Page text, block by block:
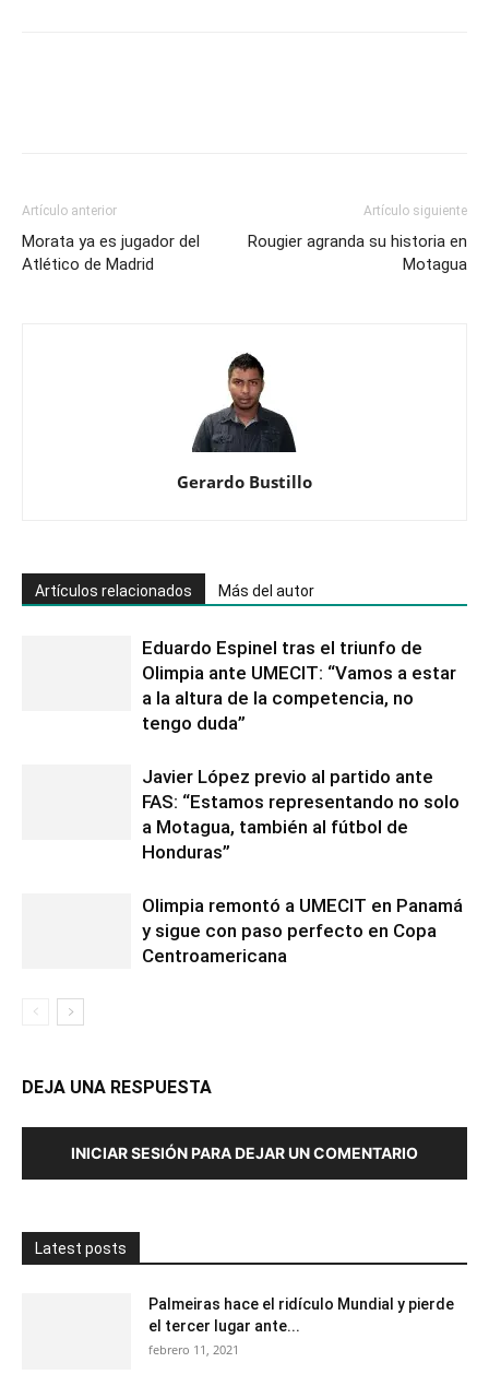
Artículo anterior
Morata ya es jugador del
Atlético de Madrid
Artículo siguiente
Rougier agranda su historia en
Motagua
Gerardo Bustillo
Artículos relacionados Más del autor
Eduardo Espinel tras el triunfo de
Olimpia ante UMECIT: “Vamos a estar
a la altura de la competencia, no
tengo duda”
Javier López previo al partido ante
FAS: “Estamos representando no solo
a Motagua, también al fútbol de
Honduras”
Olimpia remontó a UMECIT en Panamá
y sigue con paso perfecto en Copa
Centroamericana
DEJA UNA RESPUESTA
INICIAR SESIÓN PARA DEJAR UN COMENTARIO
Latest posts
Palmeiras hace el ridículo Mundial y pierde
el tercer lugar ante...
febrero 11, 2021